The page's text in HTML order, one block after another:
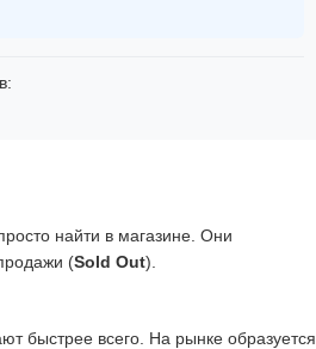
найти в магазине. Они
(Sold Out).
быстрее всего. На рынке образуется